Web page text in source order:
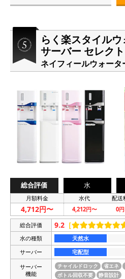
らく楽スタイル
サーバー セレクト
ネイフィールウォータ
総合評価 水
月額料金 水代 配送
4,712円〜 4,212円〜 0円
総合評価 9.2 ［
水の種類 天然水
サーバー
宅配型
サーバー
機能
チャイルドロック 省エネ
ボトル回収不要
静音設計